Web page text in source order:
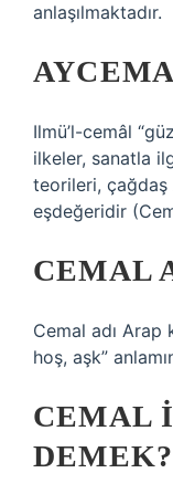
anlaşılmaktadır.
Ilmü’l-cemâl
ilkeler, sanatla
teorileri, çağdaş
eşdeğeridir
CEMAL
Cemal adı Arap
hoş, aşk”
CEMAL
DEMEK?